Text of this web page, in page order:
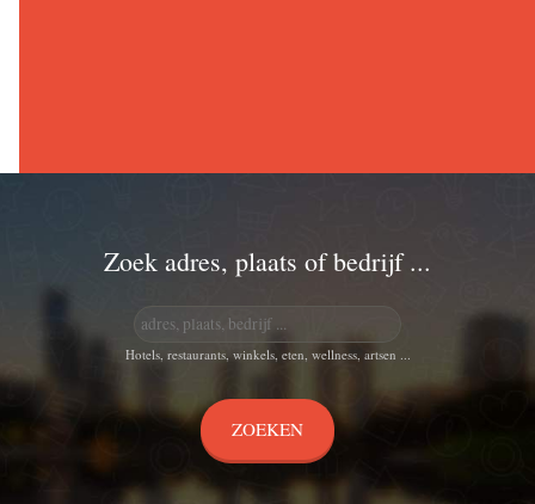
Zoek adres, plaats of bedrijf ...
Hotels, restaurants, winkels, eten, wellness, artsen ...